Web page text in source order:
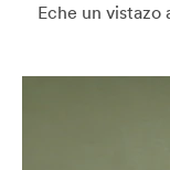
Eche un vistazo